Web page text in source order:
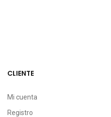
CLIENTE
Mi cuenta
Registro